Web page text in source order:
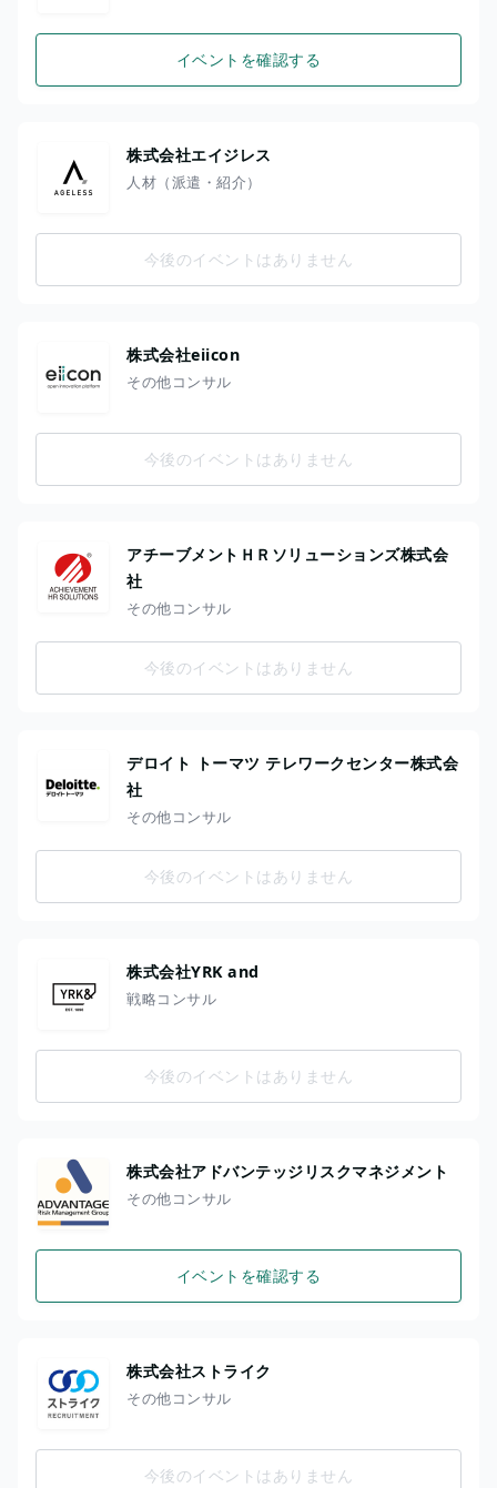
イベントを確認する
株式会社エイジレス
人材（派遣・紹介）
今後のイベントはありません
株式会社eiicon
その他コンサル
今後のイベントはありません
アチーブメントＨＲソリューションズ株式会
社
その他コンサル
今後のイベントはありません
デロイト トーマツ テレワークセンター株式会
社
その他コンサル
今後のイベントはありません
株式会社YRK and
戦略コンサル
今後のイベントはありません
株式会社アドバンテッジリスクマネジメント
その他コンサル
イベントを確認する
株式会社ストライク
その他コンサル
今後のイベントはありません